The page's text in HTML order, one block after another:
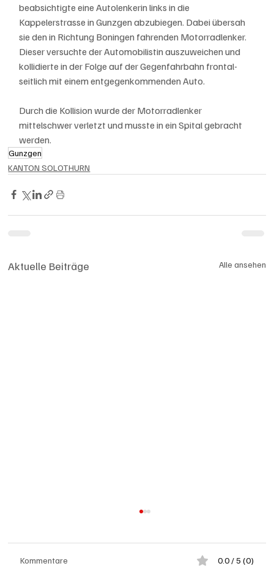
beabsichtigte eine Autolenkerin links in die
Kappelerstrasse in Gunzgen abzubiegen. Dabei übersah
sie den in Richtung Boningen fahrenden Motorradlenker.
Dieser versuchte der Automobilistin auszuweichen und
kollidierte in der Folge auf der Gegenfahrbahn frontal-
seitlich mit einem entgegenkommenden Auto.
Durch die Kollision wurde der Motorradlenker
mittelschwer verletzt und musste in ein Spital gebracht
werden.
Gunzgen
KANTON SOLOTHURN
Aktuelle Beiträge Alle ansehen
Kommentare 0.0 / 5 (0)